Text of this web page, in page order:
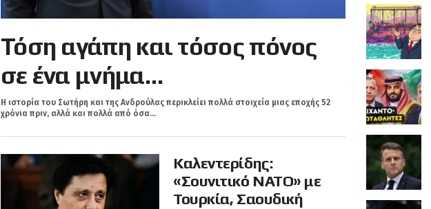
Τόση αγάπη και τόσος πόνος
σε ένα μνήμα…
Η ιστορία του Σωτήρη και της Ανδρούλας περικλείει πολλά στοιχεία μιας εποχής 52
χρόνια πριν, αλλά και πολλά από όσα...
Καλεντερίδης:
«Σουνιτικό ΝΑΤΟ» με
Τουρκία, Σαουδική